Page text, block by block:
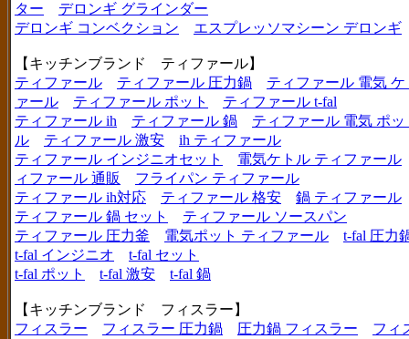
ター
デロンギ グラインダー
デロンギ コンベクション
エスプレッソマシーン デロンギ
【キッチンブランド ティファール】
ティファール
ティファール 圧力鍋
ティファール 電気 ケ
ァール
ティファール ポット
ティファール t-fal
ティファール ih
ティファール 鍋
ティファール 電気 ポッ
ル
ティファール 激安
ih ティファール
ティファール インジニオセット
電気ケトル ティファール
ィファール 通販
フライパン ティファール
ティファール ih対応
ティファール 格安
鍋 ティファール
ティファール 鍋 セット
ティファール ソースパン
ティファール 圧力釜
電気ポット ティファール
t-fal 圧力
t-fal インジニオ
t-fal セット
t-fal ポット
t-fal 激安 t-fal 鍋
【キッチンブランド フィスラー】
フィスラー
フィスラー 圧力鍋 圧力鍋 フィスラー
フィ